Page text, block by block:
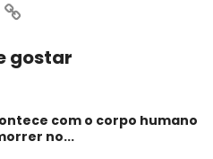
gostar
com o corpo humano
no...